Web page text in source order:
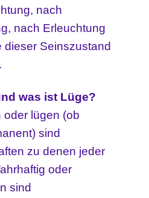
nach
nach Erleuchtung
dieser Seinszustand
was ist Lüge?
oder lügen (ob
sind
zu denen jeder
oder
sind